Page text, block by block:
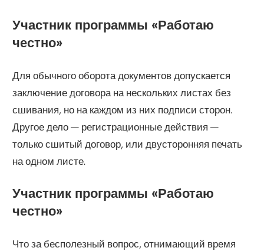
Участник программы «‎Работаю
честно»
Для обычного оборота документов допускается
заключение договора на нескольких листах без
сшивания, но на каждом из них подписи сторон.
Другое дело — регистрационные действия —
только сшитый договор, или двусторонняя печать
на одном листе.
Участник программы «‎Работаю
честно»
Что за бесполезный вопрос, отнимающий время